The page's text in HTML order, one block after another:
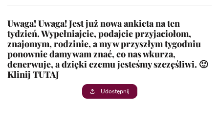
Uwaga! Uwaga! Jest już nowa ankieta na ten
tydzień. Wypełniajcie, podajcie przyjaciołom,
znajomym, rodzinie, a my w przyszłym tygodniu
ponownie damy wam znać, co nas wkurza,
denerwuje, a dzięki czemu jesteśmy szczęśliwi. 🙂
Klinij TUTAJ
Udostępnij